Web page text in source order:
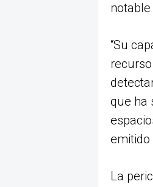
“Su
que ha
emitido
La